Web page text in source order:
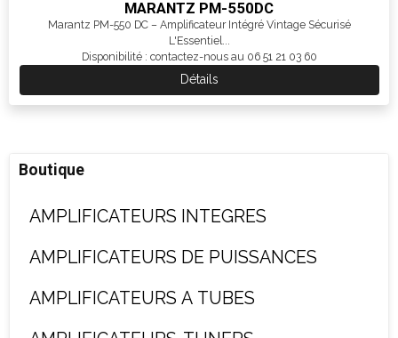
MARANTZ PM-550DC
Marantz PM-550 DC – Amplificateur Intégré Vintage Sécurisé
L'Essentiel...
Disponibilité : contactez-nous au 06 51 21 03 60
Détails
Boutique
AMPLIFICATEURS INTEGRES
AMPLIFICATEURS DE PUISSANCES
AMPLIFICATEURS A TUBES